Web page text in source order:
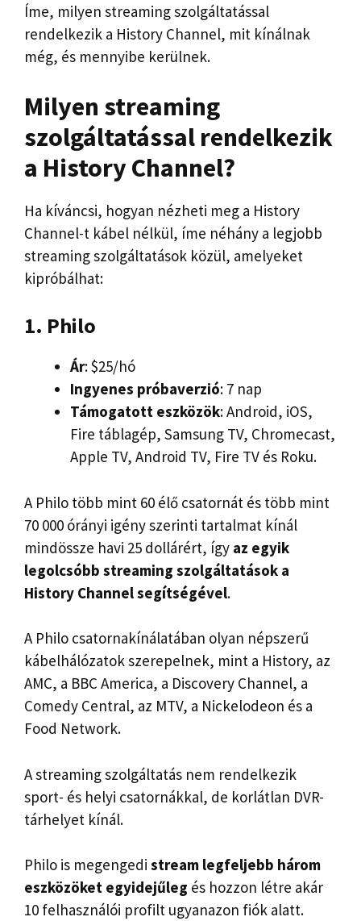
Íme, milyen streaming szolgáltatással
rendelkezik a History Channel, mit kínálnak
még, és mennyibe kerülnek.
Milyen streaming
szolgáltatással rendelkezik
a History Channel?
Ha kíváncsi, hogyan nézheti meg a History
Channel-t kábel nélkül, íme néhány a legjobb
streaming szolgáltatások közül, amelyeket
kipróbálhat:
1. Philo
Ár: $25/hó
Ingyenes próbaverzió: 7 nap
Támogatott eszközök: Android, iOS,
Fire táblagép, Samsung TV, Chromecast,
Apple TV, Android TV, Fire TV és Roku.
A Philo több mint 60 élő csatornát és több mint
70 000 órányi igény szerinti tartalmat kínál
mindössze havi 25 dollárért, így az egyik
legolcsóbb streaming szolgáltatások a
History Channel segítségével.
A Philo csatornakínálatában olyan népszerű
kábelhálózatok szerepelnek, mint a History, az
AMC, a BBC America, a Discovery Channel, a
Comedy Central, az MTV, a Nickelodeon és a
Food Network.
A streaming szolgáltatás nem rendelkezik
sport- és helyi csatornákkal, de korlátlan DVR-
tárhelyet kínál.
Philo is megengedi stream legfeljebb három
eszközöket egyidejűleg és hozzon létre akár
10 felhasználói profilt ugyanazon fiók alatt.